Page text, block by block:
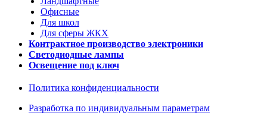
Офисные
Для школ
Для сферы ЖКХ
Контрактное производство электроники
Светодиодные лампы
Освещение под ключ
Политика конфиденциальности
Разработка по индивидуальным параметрам